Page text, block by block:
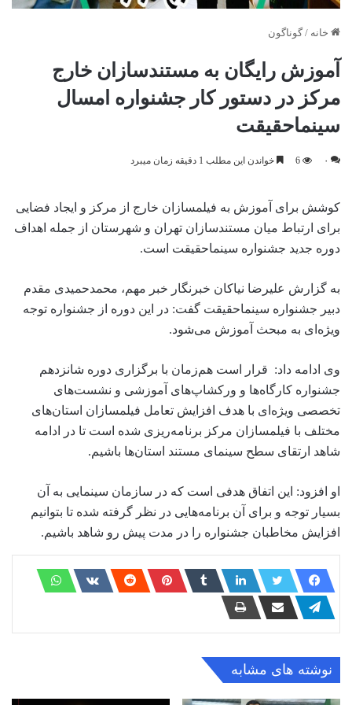
خانه / گوناگون
آموزش رایگان به مستندسازان خارج
مرکز در دستور کار جشنواره امسال
سینماحقیقت
۰ 6 خواندن این مطلب 1 دقیقه زمان میبرد
کوشش برای آموزش به فیلمسازان خارج از مرکز و ایجاد فضایی
برای ارتباط میان مستندسازان تهران و شهرستان از جمله اهداف
دوره جدید جشنواره سینماحقیقت است.
به گزارش علیرضا نیاکان خبرنگار خبر مهم، محمدحمیدی مقدم
دبیر جشنواره سینماحقیقت گفت: در این دوره از جشنواره توجه
ویژه‌ای به مبحث آموزش می‌شود.
وی ادامه داد: قرار است هم‌زمان با برگزاری دوره شانزدهم
جشنواره کارگاه‌ها و ورکشاپ‌های آموزشی و نشست‌های
تخصصی ویژه‌ای با هدف افزایش تعامل فیلمسازان استان‌های
مختلف با فیلمسازان مرکز برنامه‌ریزی شده است تا در ادامه
شاهد ارتقای سطح سینمای مستند استان‌ها باشیم.
او افزود: این اتفاق هدفی است که در سازمان سینمایی به آن
بسیار توجه و برای آن برنامه‌هایی در نظر گرفته شده تا بتوانیم
افزایش مخاطبان جشنواره را در مدت پیش رو شاهد باشیم.
نوشته های مشابه